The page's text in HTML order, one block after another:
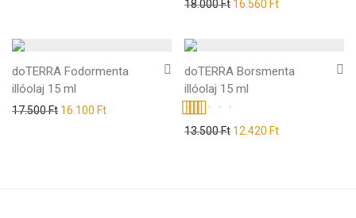
18.000Ft Original price was:
16.560 FtCurrent price
doTERRA Fodormenta
illóolaj 15 ml
17.500Ft Original price was: 17.500 Ft.
16.100 FtCurrent price is: 16.100 Ft.
doTERRA Borsmenta
illóolaj 15 ml
Értékelés:
13.500Ft Original price was:
12.420 FtCurrent price